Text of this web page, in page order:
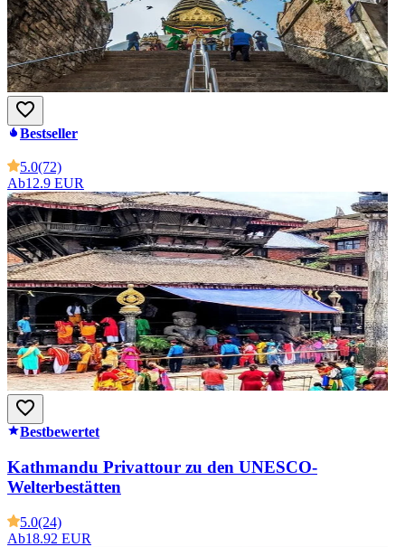
Bestseller
5.0(72)
Ab12.9 EUR
Bestbewertet
Kathmandu Privattour zu den UNESCO-
Welterbestätten
5.0(24)
Ab18.92 EUR